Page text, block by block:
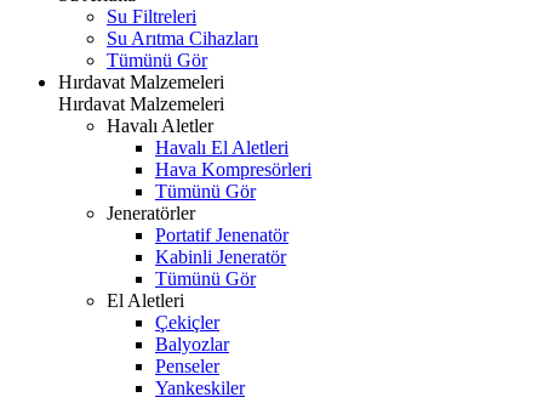
Su Filtreleri
Su Arıtma Cihazları
Tümünü Gör
Hırdavat Malzemeleri
Hırdavat Malzemeleri
Havalı Aletler
Havalı El Aletleri
Hava Kompresörleri
Tümünü Gör
Jeneratörler
Portatif Jenenatör
Kabinli Jeneratör
Tümünü Gör
El Aletleri
Çekiçler
Balyozlar
Penseler
Yankeskiler